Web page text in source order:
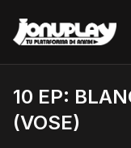
10 EP:
(VOSE)